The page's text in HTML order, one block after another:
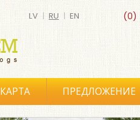
(0)
LV | RU | EN
КАРТА ПРЕДЛОЖЕНИЕ